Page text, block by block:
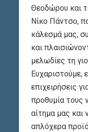
Θεοδώρου και
Νίκο Πάντσο,
κάλεσμά μας,
και
μελωδίες τη
Ευχαριστούμε,
επιχειρήσεις
προθυμία τους
αίτημα μας
απλόχερα